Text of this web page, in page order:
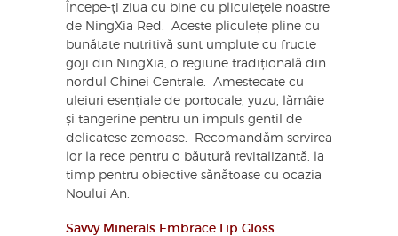
Începe-ți ziua cu bine cu pliculețele noastre
de NingXia Red. Aceste pliculețe pline cu
bunătate nutritivă sunt umplute cu fructe
goji din NingXia, o regiune tradițională din
nordul Chinei Centrale. Amestecate cu
uleiuri esențiale de portocale, yuzu, lămâie
și tangerine pentru un impuls gentil de
delicatese zemoase. Recomandăm servirea
lor la rece pentru o băutură revitalizantă, la
timp pentru obiective sănătoase cu ocazia
Noului An.
Savvy Minerals Embrace Lip Gloss